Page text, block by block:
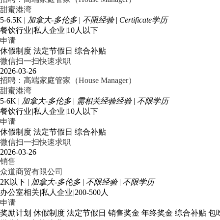
甜蜜港湾
5-6.5K | 加拿大-多伦多 | 不限经验 | Certificate学历
餐饮行业|私人企业|10人以下
申请
休假制度 法定节假日 综合补贴
微信扫一扫快速求职
2026-03-26
招聘：高端家庭管家（House Manager）
甜蜜港湾
5-6K | 加拿大-多伦多 | 需相关经验经验 | 不限学历
餐饮行业|私人企业|10人以下
申请
休假制度 法定节假日 综合补贴
微信扫一扫快速求职
2026-03-26
销售
众道商贸有限公司
2K以下 | 加拿大-多伦多 | 不限经验 | 不限学历
办公室相关|私人企业|200-500人
申请
奖励计划 休假制度 法定节假日 销售奖金 年终奖金 综合补贴 包